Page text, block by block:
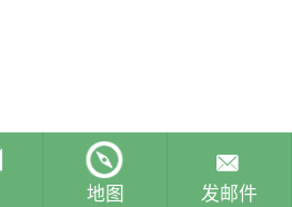
地图 发邮件